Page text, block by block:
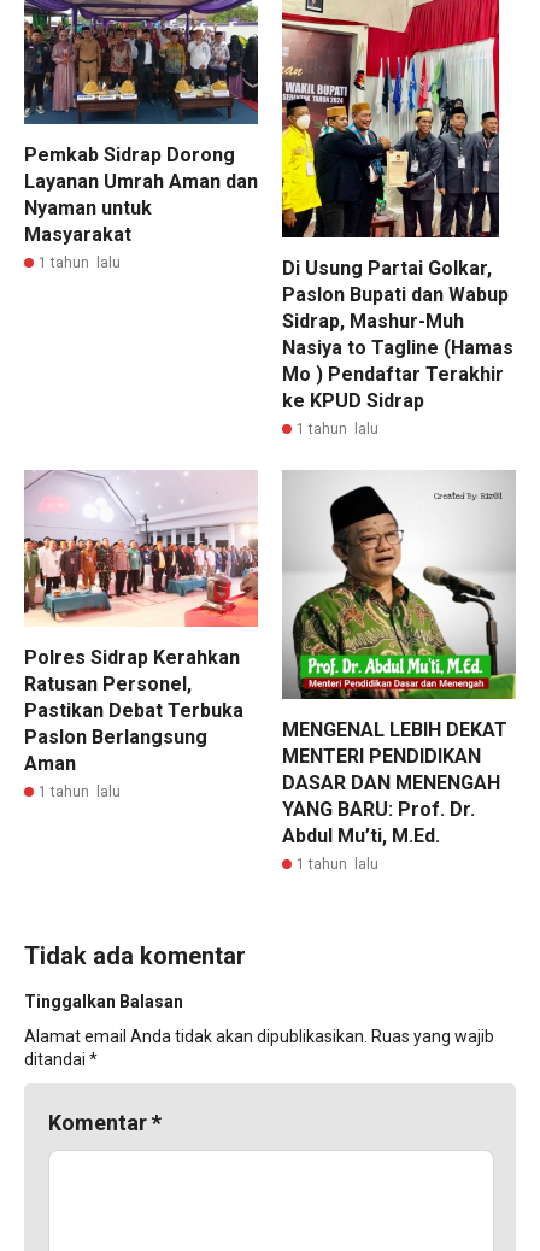
Pemkab Sidrap Dorong
Layanan Umrah Aman dan
Nyaman untuk
Masyarakat
1 tahun lalu
Di Usung Partai Golkar,
Paslon Bupati dan Wabup
Sidrap, Mashur-Muh
Nasiya to Tagline (Hamas
Mo ) Pendaftar Terakhir
ke KPUD Sidrap
1 tahun lalu
Polres Sidrap Kerahkan
Ratusan Personel,
Pastikan Debat Terbuka
Paslon Berlangsung
Aman
1 tahun lalu
MENGENAL LEBIH DEKAT
MENTERI PENDIDIKAN
DASAR DAN MENENGAH
YANG BARU: Prof. Dr.
Abdul Mu’ti, M.Ed.
1 tahun lalu
Tidak ada komentar
Tinggalkan Balasan
Alamat email Anda tidak akan dipublikasikan. Ruas yang wajib
ditandai *
Komentar*